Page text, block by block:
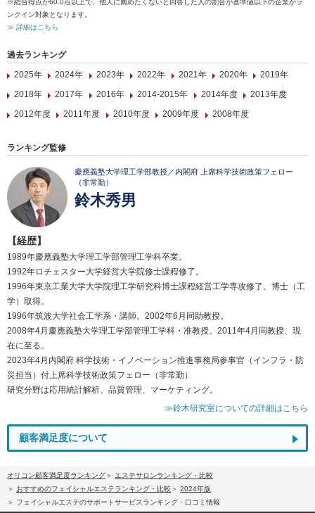
※総合得点が60.0点以上で、他人に薦めたくないと回答した人の割合が基準値以下の企業がラ
ンクイン対象となります。
≫ 詳細はこちら
過去ランキング
2025年
2024年 2023年 2022年 2021年 2020年
2019年
2018年
2017年 2016年 2014-2015年 2014年度
2013年度
2012年度
2011年度 2010年度 2009年度 2008年度
ランキング監修
慶應義塾大学理工学部教授／内閣府 上席科学技術政策フェロー
（非常勤）
鈴木秀男
【経歴】
1989年慶應義塾大学理工学部管理工学科卒業。
1992年ロチェスター大学経営大学院修士課程修了。
1996年東京工業大学大学院理工学研究科博士課程経営工学専攻修了。博士（工
学）取得。
1996年筑波大学社会工学系・講師。2002年6月同助教授。
2008年4月慶應義塾大学理工学部管理工学科・准教授。2011年4月同教授、現
在に至る。
2023年4月内閣府 科学技術・イノベーション推進事務局参事官（インフラ・防
災担当）付上席科学技術政策フェロー（非常勤）
研究分野は応用統計解析、品質管理、マーケティング。
≫鈴木研究室についての詳細はこちら
顧客満足度について
オリコン顧客満足度ランキング
エステサロンランキング・比較
おすすめのフェイシャルエステランキング・比較
2024年版
フェイシャルエステのサポートサービスランキング・口コミ情報